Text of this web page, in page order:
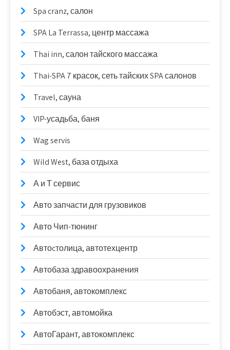
Spa cranz, салон
SPA La Terrassa, центр массажа
Thai inn, салон тайского массажа
Thai-SPA 7 красок, сеть тайских SPA салонов
Travel, сауна
VIP-усадьба, баня
Wag servis
Wild West, база отдыха
А и Т сервис
Авто запчасти для грузовиков
Авто Чип-тюнинг
Автоcтолица, автотехцентр
Автобаза здравоохранения
Автобаня, автокомплекс
Автобэст, автомойка
АвтоГарант, автокомплекс